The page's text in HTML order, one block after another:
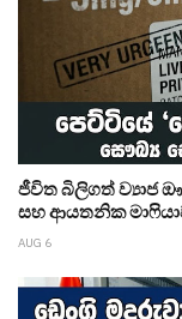
ජීවිත බිලිගත් ව්‍යාජ
සහ ආයතනික
AUG 6